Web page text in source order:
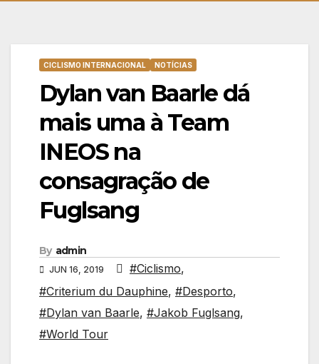
CICLISMO INTERNACIONAL NOTÍCIAS
Dylan van Baarle dá
mais uma à Team
INEOS na
consagração de
Fuglsang
By admin
JUN 16, 2019 #Ciclismo,
#Criterium du Dauphine, #Desporto,
#Dylan van Baarle, #Jakob Fuglsang,
#World Tour